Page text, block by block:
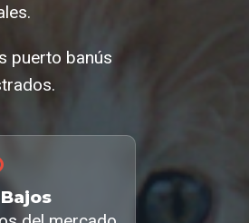
puerto banús